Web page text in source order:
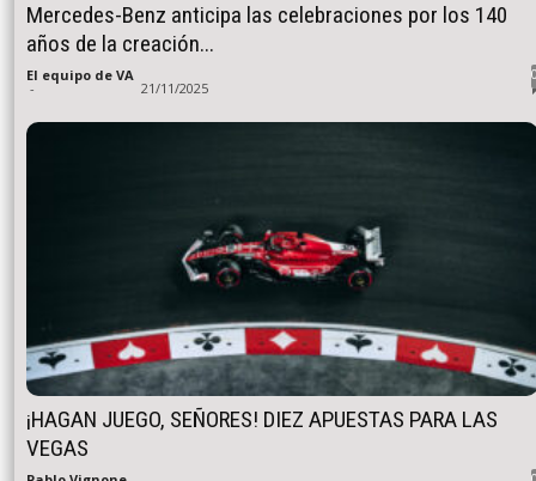
Mercedes-Benz anticipa las celebraciones por los 140
años de la creación...
El equipo de VA
- 21/11/2025
¡HAGAN JUEGO, SEÑORES! DIEZ APUESTAS PARA LAS
VEGAS